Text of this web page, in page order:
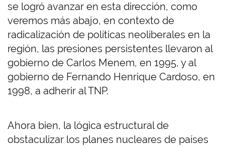
se logró avanzar en esta dirección, como
veremos más abajo, en contexto de
radicalización de políticas neoliberales en la
región, las presiones persistentes llevaron al
gobierno de Carlos Menem, en 1995, y al
gobierno de Fernando Henrique Cardoso, en
1998, a adherir al TNP.
Ahora bien, la lógica estructural de
obstaculizar los planes nucleares de países